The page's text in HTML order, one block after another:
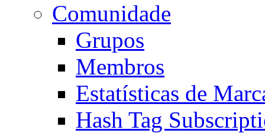
Comunidade
Grupos
Membros
Estatísticas de
Hash Tag